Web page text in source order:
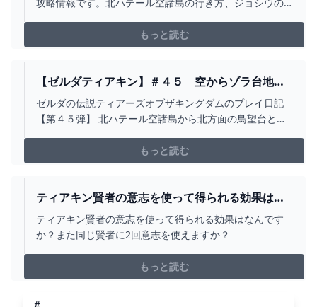
攻略情報です。北ハテール空諸島の行き方、ジョシウの
入手できるアイテムなどを紹介しています。
もっと読む
【ゼルダティアキン】＃４５ 空からゾラ台地鳥
望台とジルダグマチの祠へ、さらにジョンサウの
祠も攻略 - フィンのゲームブログ
ゼルダの伝説ティアーズオブザキングダムのプレイ日記
【第４５弾】 北ハテール空諸島から北方面の鳥望台と祠
もっと読む
ティアキン賢者の意志を使って得られる効果はな
んですか？また同じ賢者に... - YAHOO!知恵袋
ティアキン賢者の意志を使って得られる効果はなんです
か？また同じ賢者に2回意志を使えますか？
もっと読む